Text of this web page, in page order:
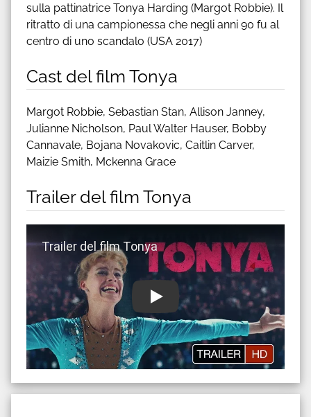
sulla pattinatrice Tonya Harding (Margot Robbie). Il
ritratto di una campionessa che negli anni 90 fu al
centro di uno scandalo (USA 2017)
Cast del film Tonya
Margot Robbie, Sebastian Stan, Allison Janney,
Julianne Nicholson, Paul Walter Hauser, Bobby
Cannavale, Bojana Novakovic, Caitlin Carver,
Maizie Smith, Mckenna Grace
Trailer del film Tonya